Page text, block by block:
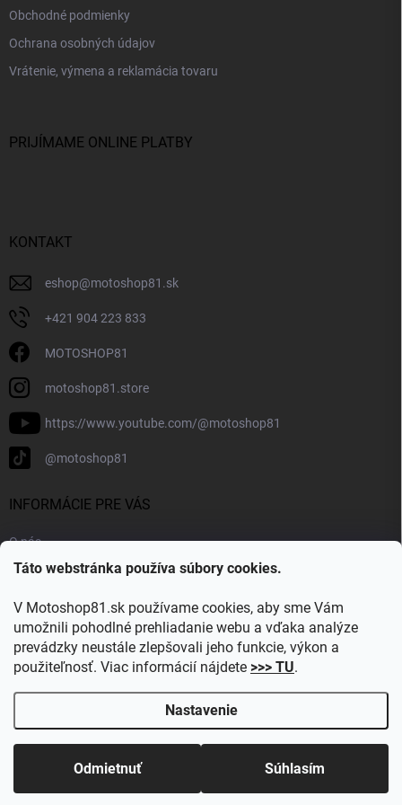
Táto webstránka používa súbory cookies.
V Motoshop81.sk používame cookies, aby sme Vám
umožnili pohodlné prehliadanie webu a vďaka analýze
prevádzky neustále zlepšovali jeho funkcie, výkon a
použiteľnosť. Viac informácií nájdete >>> TU.
Nastavenie
Odmietnuť Súhlasím
Obchodné podmienky
Ochrana osobných údajov
Vrátenie, výmena a reklamácia tovaru
PRIJÍMAME ONLINE PLATBY
KONTAKT
eshop@motoshop81.sk
+421 904 223 833
MOTOSHOP81
motoshop81.store
https://www.youtube.com/@motoshop81
@motoshop81
INFORMÁCIE PRE VÁS
O nás
Doprava a platba
Blog
Obľúbené kategórie
Vytvoril Shoptet
Copyright 2026Motoshop81.sk. Všetky práva vyhradené.Upraviť